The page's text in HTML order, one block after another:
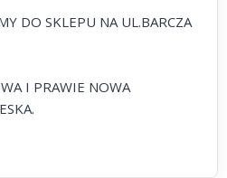
DO SKLEPU NA UL.BARCZA
I PRAWIE NOWA